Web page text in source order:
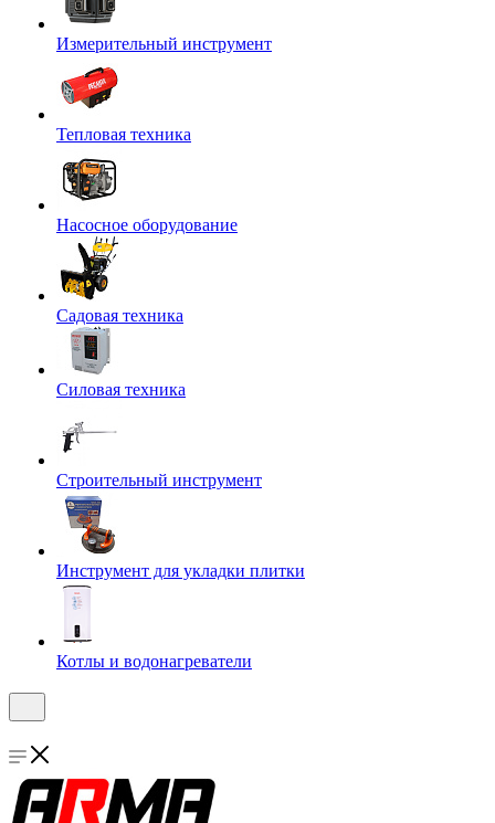
Измерительный инструмент
Тепловая техника
Насосное оборудование
Садовая техника
Силовая техника
Строительный инструмент
Инструмент для укладки плитки
Котлы и водонагреватели